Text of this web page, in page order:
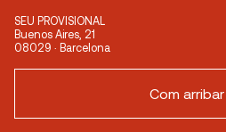
SEU PROVISIONAL
Buenos Aires, 21
08029 · Barcelona
Com arribar